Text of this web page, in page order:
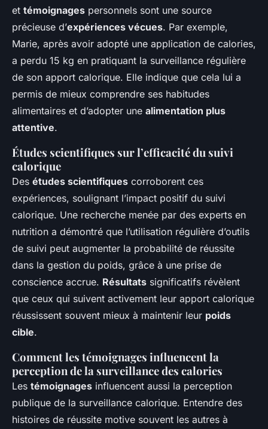
et témoignages personnels sont une source
précieuse d’expériences vécues. Par exemple,
Marie, après avoir adopté une application de calories,
a perdu 15 kg en pratiquant la surveillance régulière
de son apport calorique. Elle indique que cela lui a
permis de mieux comprendre ses habitudes
alimentaires et d’adopter une alimentation plus
attentive.
Études scientifiques sur l’efficacité du suivi
calorique
Des études scientifiques corroborent ces
expériences, soulignant l’impact positif du suivi
calorique. Une recherche menée par des experts en
nutrition a démontré que l’utilisation régulière d’outils
de suivi peut augmenter la probabilité de réussite
dans la gestion du poids, grâce à une prise de
conscience accrue. Résultats significatifs révèlent
que ceux qui suivent activement leur apport calorique
réussissent souvent mieux à maintenir leur poids
cible.
Comment les témoignages influencent la
perception de la surveillance des calories
Les témoignages influencent aussi la perception
publique de la surveillance calorique. Entendre des
histoires de réussite motive souvent les autres à